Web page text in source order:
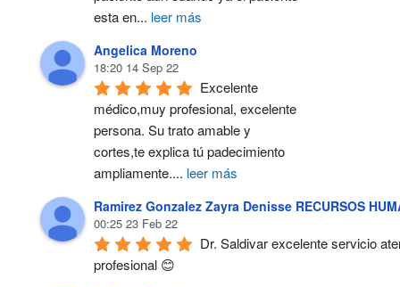
esta en... leer más
Angelica Moreno
18:20 14 Sep 22
Excelente
médico,muy profesional, excelente
persona. Su trato amable y
cortes,te explica tú padecimiento
ampliamente.... leer más
Ramirez Gonzalez Zayra Denisse RECURSOS
00:25 23 Feb 22
Dr. Saldivar excelente servicio
profesional 😊